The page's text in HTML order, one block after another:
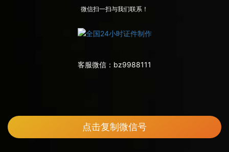
微信扫一扫与我们联系！
客服微信： bz9988111
点击复制微信号